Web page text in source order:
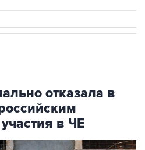
отказала в
в ЧЕ